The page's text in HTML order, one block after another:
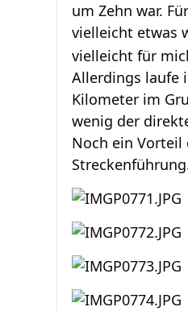
um Zehn war.
vielleicht etwas
vielleicht für
Allerdings laufe
Kilometer im
wenig der
Noch ein Vorteil